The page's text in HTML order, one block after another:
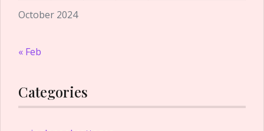
October 2024
« Feb
Categories